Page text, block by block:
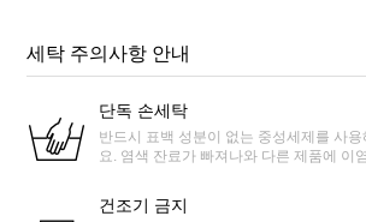
세탁 주의사항 안내
단독 손세탁
반드시 표백 성분이 없는 중성세제를 사용
요. 염색 잔료가 빠져나와 다른 제품에 이
건조기 금지